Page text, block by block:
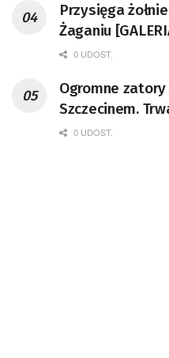
Przysięga
Żaganiu
0 UDOST.
Ogromne zatory
Szczecinem.
0 UDOST.